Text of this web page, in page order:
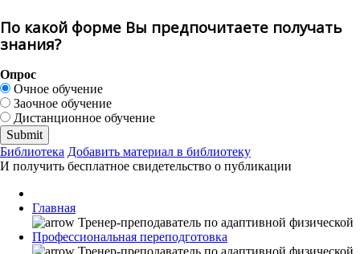
По какой форме Вы предпочитаете получать
знания?
Опрос
Очное обучение
Заочное обучение
Дистанционное обучение
Библиотека Добавить материал в библиотеку
И получить бесплатное свидетельство о публикации
Главная
Профессиональная переподготовка